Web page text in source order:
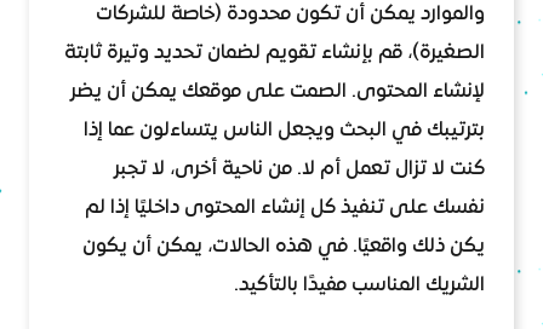
والموارد يمكن أن تكون محدودة (خاصة للشركات
الصغيرة)، قم بإنشاء تقويم لضمان تحديد وتيرة ثابتة
لإنشاء المحتوى. الصمت على موقعك يمكن أن يضر
بترتيبك في البحث ويجعل الناس يتساءلون عما إذا
كنت لا تزال تعمل أم لا. من ناحية أخرى، لا تجبر
نفسك على تنفيذ كل إنشاء المحتوى داخليًا إذا لم
يكن ذلك واقعيًا. في هذه الحالات، يمكن أن يكون
الشريك المناسب مفيدًا بالتأكيد.